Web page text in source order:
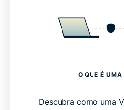
O QUE É UMA
Descubra como uma